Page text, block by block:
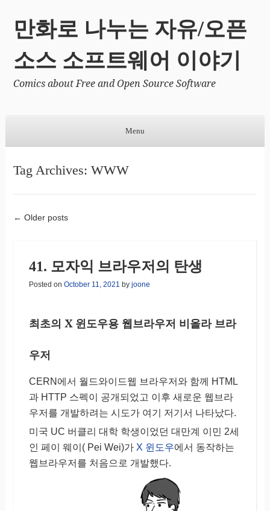
만화로 나누는 자유/오픈
소스 소프트웨어 이야기
Comics about Free and Open Source Software
Menu
Tag Archives: WWW
Post navigation
← Older posts
41. 모자익 브라우저의 탄생
Posted on October 11, 2021 by joone
최초의 X 윈도우용 웹브라우저 비올라 브라
우저
CERN에서 월드와이드웹 브라우저와 함께 HTML
과 HTTP 스펙이 공개되었고 이후 새로운 웹브라
우저를 개발하려는 시도가 여기 저기서 나타났다.
미국 UC 버클리 대학 학생이었던 대만계 이민 2세
인 페이 웨이( Pei Wei)가 X 윈도우에서 동작하는
웹브라우저를 처음으로 개발했다.